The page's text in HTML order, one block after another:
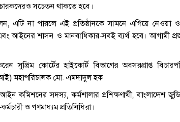
সচেতন থাকতে হবে।
এটি না পারলে এই প্রতিষ্ঠানকে সামনে এগিয়ে নেওয়া ও
এবং আইনের শাসন ও মানবাধিকার-সবই ব্যর্থ হবে। আগামী
সুপ্রিম কোর্টের হাইকোর্ট বিভাগের অবসরপ্রাপ্ত
মহাপরিচালক মো. এমদাদুল হক।
কমিশনের সদস্য, কর্মশালার প্রশিক্ষণার্থী, বাংলাদেশ
ও গণমাধ্যম প্রতিনিধিরা।